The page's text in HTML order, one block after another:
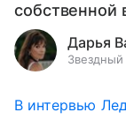
собственной
Дарья
В интервью